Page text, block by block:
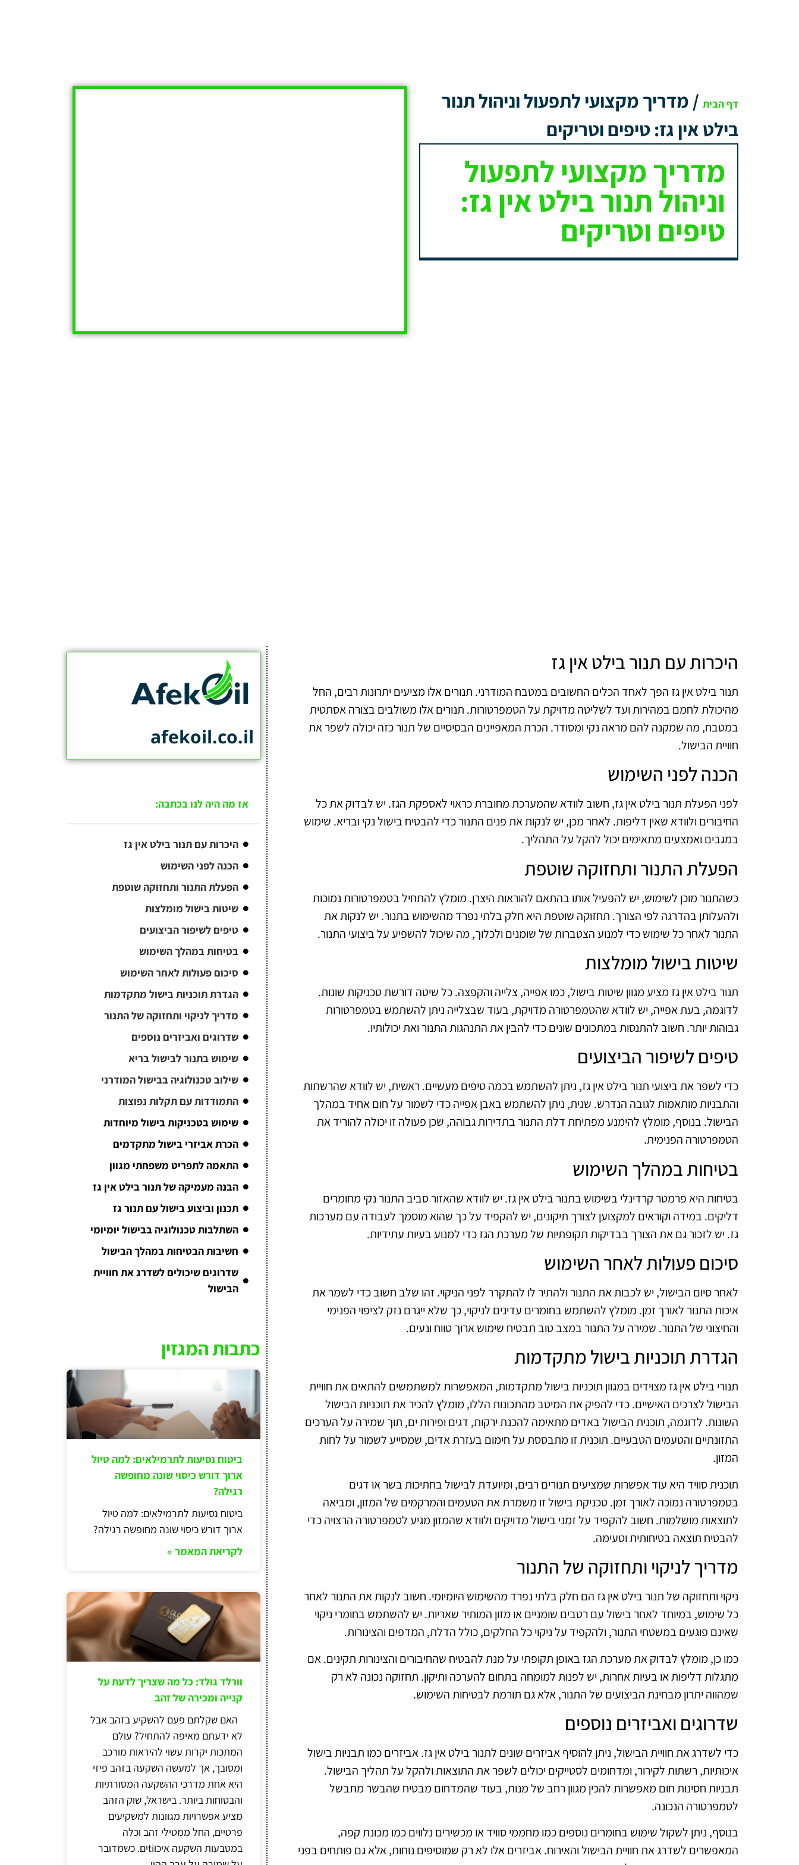
דף הבית /מדריך מקצועי לתפעול וניהול תנור
בילט אין גז: טיפים וטריקים
מדריך מקצועי לתפעול
וניהול תנור בילט אין גז:
טיפים וטריקים
היכרות עם תנור בילט אין גז
תנור בילט אין גז הפך לאחד הכלים החשובים במטבח המודרני. תנורים אלו מציעים יתרונות רבים, החל
מהיכולת לחמם במהירות ועד לשליטה מדויקת על הטמפרטורות. תנורים אלו משולבים בצורה אסתטית
במטבח, מה שמקנה להם מראה נקי ומסודר. הכרת המאפיינים הבסיסיים של תנור כזה יכולה לשפר את
חוויית הבישול.
הכנה לפני השימוש
לפני הפעלת תנור בילט אין גז, חשוב לוודא שהמערכת מחוברת כראוי לאספקת הגז. יש לבדוק את כל
החיבורים ולוודא שאין דליפות. לאחר מכן, יש לנקות את פנים התנור כדי להבטיח בישול נקי ובריא. שימוש
במגבים ואמצעים מתאימים יכול להקל על התהליך.
הפעלת התנור ותחזוקה שוטפת
כשהתנור מוכן לשימוש, יש להפעיל אותו בהתאם להוראות היצרן. מומלץ להתחיל בטמפרטורות נמוכות
ולהעלותן בהדרגה לפי הצורך. תחזוקה שוטפת היא חלק בלתי נפרד מהשימוש בתנור. יש לנקות את
התנור לאחר כל שימוש כדי למנוע הצטברות של שומנים ולכלוך, מה שיכול להשפיע על ביצועי התנור.
שיטות בישול מומלצות
תנור בילט אין גז מציע מגוון שיטות בישול, כמו אפייה, צלייה והקפצה. כל שיטה דורשת טכניקות שונות.
לדוגמה, בעת אפייה, יש לוודא שהטמפרטורה מדויקת, בעוד שבצלייה ניתן להשתמש בטמפרטורות
גבוהות יותר. חשוב להתנסות במתכונים שונים כדי להבין את התנהגות התנור ואת יכולותיו.
טיפים לשיפור הביצועים
כדי לשפר את ביצועי תנור בילט אין גז, ניתן להשתמש בכמה טיפים מעשיים. ראשית, יש לוודא שהרשתות
והתבניות מותאמות לגובה הנדרש. שנית, ניתן להשתמש באבן אפייה כדי לשמור על חום אחיד במהלך
הבישול. בנוסף, מומלץ להימנע מפתיחת דלת התנור בתדירות גבוהה, שכן פעולה זו יכולה להוריד את
הטמפרטורה הפנימית.
בטיחות במהלך השימוש
בטיחות היא פרמטר קרדינלי בשימוש בתנור בילט אין גז. יש לוודא שהאזור סביב התנור נקי מחומרים
דליקים. במידה וקוראים למקצוען לצורך תיקונים, יש להקפיד על כך שהוא מוסמך לעבודה עם מערכות
גז. יש לזכור גם את הצורך בבדיקות תקופתיות של מערכת הגז כדי למנוע בעיות עתידיות.
סיכום פעולות לאחר השימוש
לאחר סיום הבישול, יש לכבות את התנור ולהתיר לו להתקרר לפני הניקוי. זהו שלב חשוב כדי לשמר את
איכות התנור לאורך זמן. מומלץ להשתמש בחומרים עדינים לניקוי, כך שלא ייגרם נזק לציפוי הפנימי
והחיצוני של התנור. שמירה על התנור במצב טוב תבטיח שימוש ארוך טווח ונעים.
הגדרת תוכניות בישול מתקדמות
תנורי בילט אין גז מצוידים במגוון תוכניות בישול מתקדמות, המאפשרות למשתמשים להתאים את חוויית
הבישול לצרכים האישיים. כדי להפיק את המיטב מהתכונות הללו, מומלץ להכיר את תוכניות הבישול
השונות. לדוגמה, תוכנית הבישול באדים מתאימה להכנת ירקות, דגים ופירות ים, תוך שמירה על הערכים
התזונתיים והטעמים הטבעיים. תוכנית זו מתבססת על חימום בעזרת אדים, שמסייע לשמור על לחות
המזון.
תוכנית סוויד היא עוד אפשרות שמציעים תנורים רבים, ומיועדת לבישול בחתיכות בשר או דגים
בטמפרטורה נמוכה לאורך זמן. טכניקת בישול זו משמרת את הטעמים והמרקמים של המזון, ומביאה
לתוצאות מושלמות. חשוב להקפיד על זמני בישול מדויקים ולוודא שהמזון מגיע לטמפרטורה הרצויה כדי
להבטיח תוצאה בטיחותית וטעימה.
מדריך לניקוי ותחזוקה של התנור
ניקוי ותחזוקה של תנור בילט אין גז הם חלק בלתי נפרד מהשימוש היומיומי. חשוב לנקות את התנור לאחר
כל שימוש, במיוחד לאחר בישול עם רטבים שומניים או מזון המותיר שאריות. יש להשתמש בחומרי ניקוי
שאינם פוגעים במשטחי התנור, ולהקפיד על ניקוי כל החלקים, כולל הדלת, המדפים והצינורות.
כמו כן, מומלץ לבדוק את מערכת הגז באופן תקופתי על מנת להבטיח שהחיבורים והצינורות תקינים. אם
מתגלות דליפות או בעיות אחרות, יש לפנות למומחה בתחום להערכה ותיקון. תחזוקה נכונה לא רק
שמהווה יתרון מבחינת הביצועים של התנור, אלא גם תורמת לבטיחות השימוש.
שדרוגים ואביזרים נוספים
כדי לשדרג את חוויית הבישול, ניתן להוסיף אביזרים שונים לתנור בילט אין גז. אביזרים כמו תבניות בישול
איכותיות, רשתות לקירור, ומדחומים לסטייקים יכולים לשפר את התוצאות ולהקל על תהליך הבישול.
תבניות חסינות חום מאפשרות להכין מגוון רחב של מנות, בעוד שהמדחום מבטיח שהבשר מתבשל
לטמפרטורה הנכונה.
בנוסף, ניתן לשקול שימוש בחומרים נוספים כמו מחממי סוויד או מכשירים נלווים כמו מכונת קפה,
המאפשרים לשדרג את חוויית הבישול והאירוח. אביזרים אלו לא רק שמוסיפים נוחות, אלא גם פותחים בפני
afekoil.co.il
אז מה היה לנו בכתבה:
היכרות עם תנור בילט אין גז
הכנה לפני השימוש
הפעלת התנור ותחזוקה שוטפת
שיטות בישול מומלצות
טיפים לשיפור הביצועים
בטיחות במהלך השימוש
סיכום פעולות לאחר השימוש
הגדרת תוכניות בישול מתקדמות
מדריך לניקוי ותחזוקה של התנור
שדרוגים ואביזרים נוספים
שימוש בתנור לבישול בריא
שילוב טכנולוגיה בבישול המודרני
התמודדות עם תקלות נפוצות
שימוש בטכניקות בישול מיוחדות
הכרת אביזרי בישול מתקדמים
התאמה לתפריט משפחתי מגוון
הבנה מעמיקה של תנור בילט אין גז
תכנון וביצוע בישול עם תנור גז
השתלבות טכנולוגיה בבישול יומיומי
חשיבות הבטיחות במהלך הבישול
שדרוגים שיכולים לשדרג את חוויית
הבישול
כתבות המגזין
ביטוח נסיעות לתרמילאים: למה טיול
ארוך דורש כיסוי שונה מחופשה
רגילה?
ביטוח נסיעות לתרמילאים: למה טיול
ארוך דורש כיסוי שונה מחופשה רגילה?
לקריאת המאמר »
וורלד גולד: כל מה שצריך לדעת על
קנייה ומכירה של זהב
האם שקלתם פעם להשקיע בזהב אבל
לא ידעתם מאיפה להתחיל? עולם
המתכות יקרות עשוי להיראות מורכב
ומסובך, אך למעשה השקעה בזהב פיזי
היא אחת מדרכי ההשקעה המסורתיות
והבטוחות ביותר. בישראל, שוק הזהב
מציע אפשרויות מגוונות למשקיעים
פרטיים, החל ממטילי זהב וכלה
במטבעות השקעה איכוtiים. כשמדובר